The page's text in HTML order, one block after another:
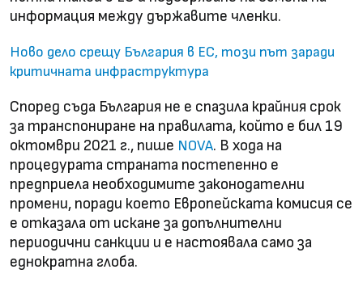
информация между държавите членки.
Ново дело срещу България в ЕС, този път заради
критичната инфраструктура
Според съда България не е спазила крайния срок
за транспониране на правилата, който е бил 19
октомври 2021 г., пише NOVA. В хода на
процедурата страната постепенно е
предприела необходимите законодателни
промени, поради което Европейската комисия се
е отказала от искане за допълнителни
периодични санкции и е настоявала само за
еднократна глоба.